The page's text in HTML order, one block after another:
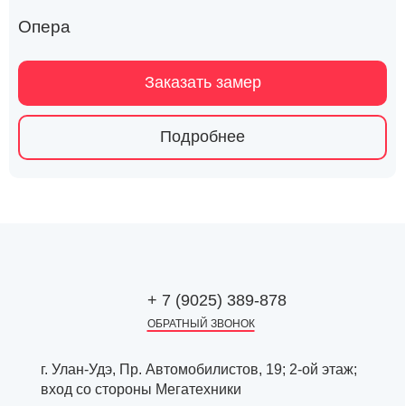
Опера
Заказать замер
Подробнее
+ 7 (9025) 389-878
ОБРАТНЫЙ ЗВОНОК
г. Улан-Удэ, Пр. Автомобилистов, 19; 2-ой этаж;
вход со стороны Мегатехники